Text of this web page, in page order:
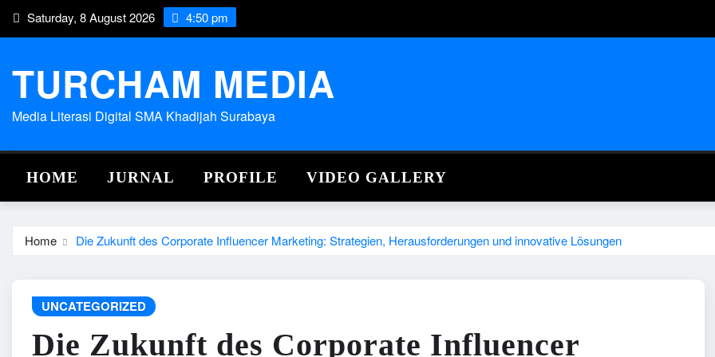
Skip Saturday, 8 August 2026 4:50 pm
TURCHAM MEDIA
Media Literasi Digital SMA Khadijah Surabaya
HOME JURNAL PROFILE VIDEO GALLERY
Home Die Zukunft des Corporate Influencer Marketing: Strategien, Herausforderungen und innovative Lösungen
UNCATEGORIZED
Die Zukunft des Corporate Influencer